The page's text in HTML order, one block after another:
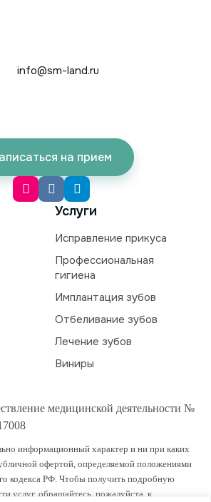
info@sm-land.ru
на прием
Услуги
Исправление прикуса
Профессиональная
гигиена
Имплантация зубов
Отбеливание зубов
Лечение зубов
Виниры
медицинской деятельности №
информационный характер и ни при каких
офертой, определяемой положениями
кодекса РФ. Чтобы получить подробную
услуг, обращайтесь, пожалуйста, к